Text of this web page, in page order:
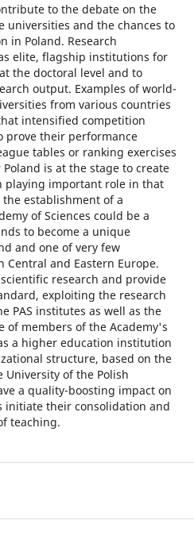
to the debate on the
universities and the chances to
in Poland. Research
elite, flagship institutions for
the doctoral level and to
output. Examples of world-
from various countries
intensified competition
prove their performance
tables or ranking exercises
is at the stage to create
playing important role in that
establishment of a
of Sciences could be a
to become a unique
and one of very few
and Eastern Europe.
research and provide
exploiting the research
PAS institutes as well as the
of members of the Academy's
a higher education institution
structure, based on the
University of the Polish
a quality-boosting impact on
initiate their consolidation and
teaching.